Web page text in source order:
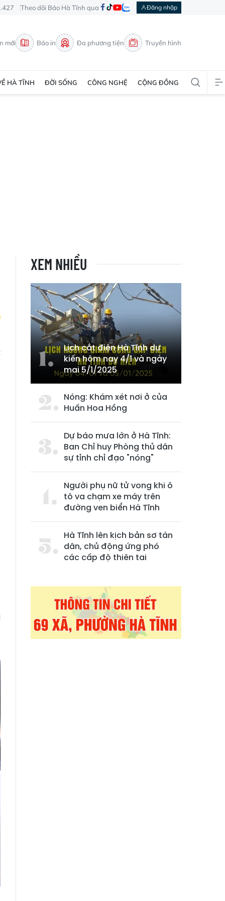
Theo dõi Báo Hà Tĩnh qua Đăng nhập
mới Báo in Đa phương tiện Truyền hình
HÀ TĨNH ĐỜI SỐNG CÔNG NGHỆ CỘNG ĐỒNG
XEM NHIỀU
Lịch cắt điện Hà Tĩnh dự
kiến hôm nay 4/1 và ngày
mai 5/1/2025
Nóng: Khám xét nơi ở của
Huấn Hoa Hồng
Dự báo mưa lớn ở Hà Tĩnh:
Ban Chỉ huy Phòng thủ dân
sự tỉnh chỉ đạo "nóng"
Người phụ nữ tử vong khi ô
tô va chạm xe máy trên
đường ven biển Hà Tĩnh
Hà Tĩnh lên kịch bản sơ tán
dân, chủ động ứng phó
các cấp độ thiên tai